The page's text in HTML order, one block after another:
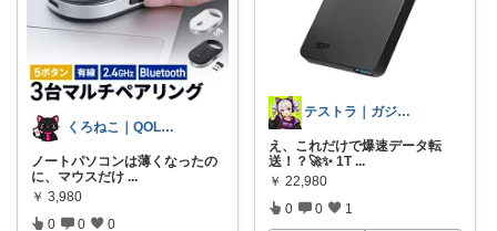
くろねこ｜QOLが上がる楽天術
ノートパソコンは薄くなったの
に、マウスだけ ...
￥ 3,980
0 0 0
テストラ｜ガジェット・家電
え、これだけで爆速データ転
送！？🚀✨ 1T ...
￥ 22,980
0 0 1